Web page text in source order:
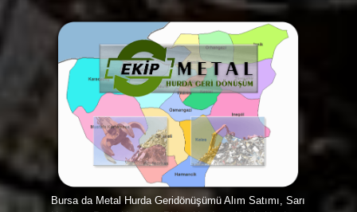
Bursa da Metal Hurda Geridönüşümü Alım Satımı, Sarı